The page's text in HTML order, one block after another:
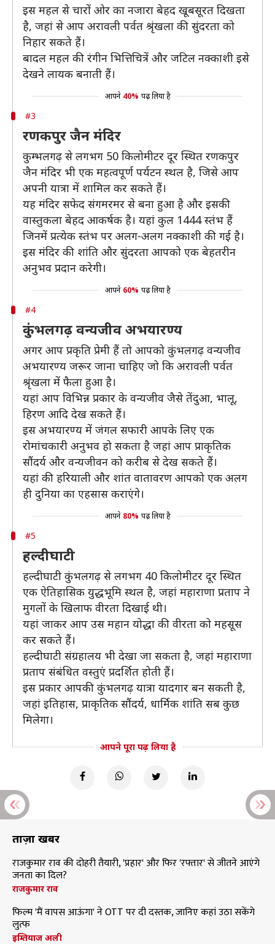
इस महल से चारों ओर का नजारा बेहद खूबसूरत दिखता
है, जहां से आप अरावली पर्वत श्रृंखला की सुंदरता को
निहार सकते हैं।
बादल महल की रंगीन भित्तिचित्रें और जटिल नक्काशी इसे
देखने लायक बनाती हैं।
आपने 40% पढ़ लिया है
#3
रणकपुर जैन मंदिर
कुम्भलगढ़ से लगभग 50 किलोमीटर दूर स्थित रणकपुर
जैन मंदिर भी एक महत्वपूर्ण पर्यटन स्थल है, जिसे आप
अपनी यात्रा में शामिल कर सकते हैं।
यह मंदिर सफेद संगमरमर से बना हुआ है और इसकी
वास्तुकला बेहद आकर्षक है। यहां कुल 1444 स्तंभ हैं
जिनमें प्रत्येक स्तंभ पर अलग-अलग नक्काशी की गई है।
इस मंदिर की शांति और सुंदरता आपको एक बेहतरीन
अनुभव प्रदान करेगी।
आपने 60% पढ़ लिया है
#4
कुंभलगढ़ वन्यजीव अभयारण्य
अगर आप प्रकृति प्रेमी हैं तो आपको कुंभलगढ़ वन्यजीव
अभयारण्य जरूर जाना चाहिए जो कि अरावली पर्वत
श्रृंखला में फैला हुआ है।
यहां आप विभिन्न प्रकार के वन्यजीव जैसे तेंदुआ, भालू,
हिरण आदि देख सकते हैं।
इस अभयारण्य में जंगल सफारी आपके लिए एक
रोमांचकारी अनुभव हो सकता है जहां आप प्राकृतिक
सौंदर्य और वन्यजीवन को करीब से देख सकते हैं।
यहां की हरियाली और शांत वातावरण आपको एक अलग
ही दुनिया का एहसास कराएंगे।
आपने 80% पढ़ लिया है
#5
हल्दीघाटी
हल्दीघाटी कुंभलगढ़ से लगभग 40 किलोमीटर दूर स्थित
एक ऐतिहासिक युद्धभूमि स्थल है, जहां महाराणा प्रताप ने
मुगलों के खिलाफ वीरता दिखाई थी।
यहां जाकर आप उस महान योद्धा की वीरता को महसूस
कर सकते हैं।
हल्दीघाटी संग्रहालय भी देखा जा सकता है, जहां महाराणा
प्रताप संबंधित वस्तुएं प्रदर्शित होती हैं।
इस प्रकार आपकी कुंभलगढ़ यात्रा यादगार बन सकती है,
जहां इतिहास, प्राकृतिक सौंदर्य, धार्मिक शांति सब कुछ
मिलेगा।
आपने पूरा पढ़ लिया है
ताज़ा खबरें
राजकुमार राव की दोहरी तैयारी, 'प्रहार' और फिर 'रफ्तार' से जीतने आएंगे
जनता का दिल?
राजकुमार राव
फिल्म 'मैं वापस आऊंगा' ने OTT पर दी दस्तक, जानिए कहां उठा सकेंगे
लुत्फ
इम्तियाज अली